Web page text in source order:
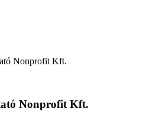
Nonprofit Kft.
Nonprofit Kft.